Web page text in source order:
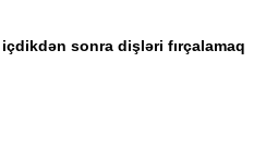
sonra dişləri fırçalamaq